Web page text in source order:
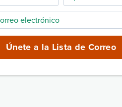
Únete a la Lista de Correo